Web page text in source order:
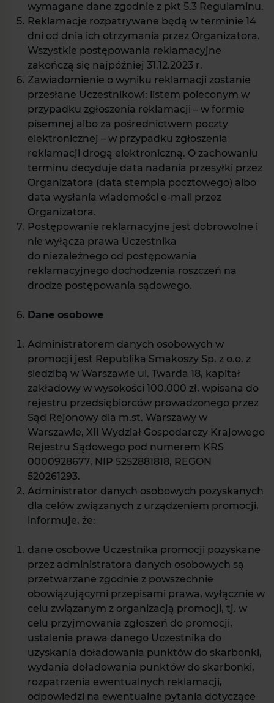
wymagane dane zgodnie z pkt 5.3 Regulaminu.
Reklamacje rozpatrywane będą w terminie 14
dni od dnia ich otrzymania przez Organizatora.
Wszystkie postępowania reklamacyjne
zakończą się najpóźniej 31.12.2023 r.
Zawiadomienie o wyniku reklamacji zostanie
przesłane Uczestnikowi: listem poleconym w
przypadku zgłoszenia reklamacji – w formie
pisemnej albo za pośrednictwem poczty
elektronicznej – w przypadku zgłoszenia
reklamacji drogą elektroniczną. O zachowaniu
terminu decyduje data nadania przesyłki przez
Organizatora (data stempla pocztowego) albo
data wysłania wiadomości e-mail przez
Organizatora.
Postępowanie reklamacyjne jest dobrowolne i
nie wyłącza prawa Uczestnika
do niezależnego od postępowania
reklamacyjnego dochodzenia roszczeń na
drodze postępowania sądowego.
Dane osobowe
Administratorem danych osobowych w
promocji jest Republika Smakoszy Sp. z o.o. z
siedzibą w Warszawie ul. Twarda 18, kapitał
zakładowy w wysokości 100.000 zł, wpisana do
rejestru przedsiębiorców prowadzonego przez
Sąd Rejonowy dla m.st. Warszawy w
Warszawie, XII Wydział Gospodarczy Krajowego
Rejestru Sądowego pod numerem KRS
0000928677, NIP 5252881818, REGON
520261293.
Administrator danych osobowych pozyskanych
dla celów związanych z urządzeniem promocji,
informuje, że:
dane osobowe Uczestnika promocji pozyskane
przez administratora danych osobowych są
przetwarzane zgodnie z powszechnie
obowiązującymi przepisami prawa, wyłącznie w
celu związanym z organizacją promocji, tj. w
celu przyjmowania zgłoszeń do promocji,
ustalenia prawa danego Uczestnika do
uzyskania doładowania punktów do skarbonki,
wydania doładowania punktów do skarbonki,
rozpatrzenia ewentualnych reklamacji,
odpowiedzi na ewentualne pytania dotyczące